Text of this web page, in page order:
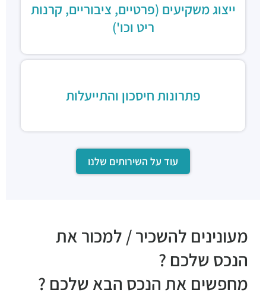
ייצוג משקיעים (פרטיים, ציבוריים, קרנות
ריט וכו')
פתרונות חיסכון והתייעלות
עוד על השירותים שלנו
מעונינים להשכיר / למכור את
הנכס שלכם ?
מחפשים את הנכס הבא שלכם ?